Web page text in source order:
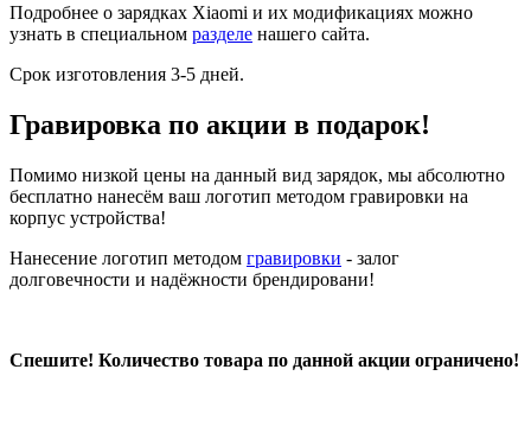
Подробнее о зарядках Xiaomi и их модификациях можно
узнать в специальном разделе нашего сайта.
Срок изготовления 3-5 дней.
Гравировка по акции в подарок!
Помимо низкой цены на данный вид зарядок, мы абсолютно
бесплатно нанесём ваш логотип методом гравировки на
корпус устройства!
Нанесение логотип методом гравировки - залог
долговечности и надёжности брендировани!
Спешите! Количество товара по данной акции ограничено!